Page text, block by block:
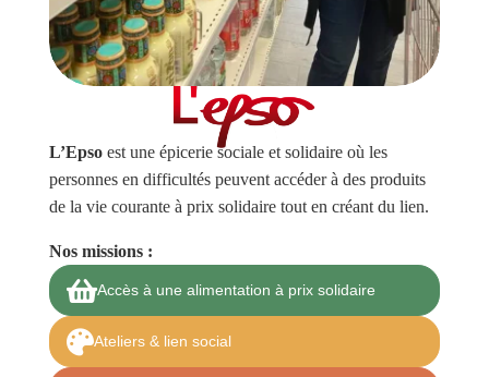
L’Epsoest une épicerie sociale et solidaire où les
personnes en difficultés peuvent accéder à des produits
de la vie courante à prix solidaire tout en créant du lien.
Nos missions :
Accès à une alimentation à prix solidaire
Ateliers & lien social